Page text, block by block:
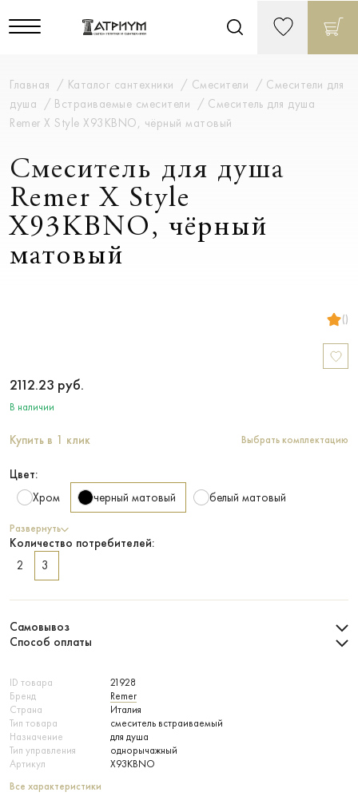
Главная Каталог сантехники Смесители
Смесители для
душа
Встраиваемые смесители
Смеситель для душа
Remer X Style X93KBNO, чёрный матовый
Смеситель для душа
Remer X Style
X93KBNO, чёрный
матовый
()
ID товара
21928
Бренд
Remer
Страна
Италия
Тип товара
смеситель встраиваемый
Назначение
для душа
Тип управления
однорычажный
Артикул
X93KBNO
Все характеристики
2112.23 руб.
В наличии
Купить в 1 клик Выбрать комплектацию
Цвет:
Хром
черный матовый белый матовый
Развернуть
Количество потребителей:
2
3
Самовывоз
Способ оплаты